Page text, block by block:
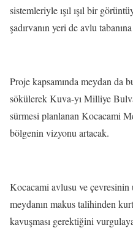
sistemleriyle ışıl ışıl bir
şadırvanın yeri de avlu
Proje kapsamında meydan da
sökülerek Kuva-yı Milliye
sürmesi planlanan Kocacami
bölgenin vizyonu artacak.
Kocacami avlusu ve çevresinin
meydanın makus talihinden
kavuşması gerektiğini